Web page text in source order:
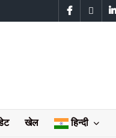
facebook
खेल हिन्दी